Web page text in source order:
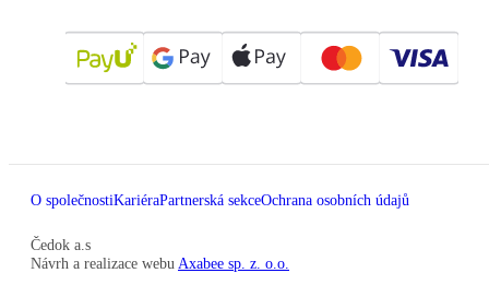
O společnostiKariéraPartnerská sekceOchrana osobních údajů
Čedok a.s
Návrh a realizace webu Axabee sp. z. o.o.